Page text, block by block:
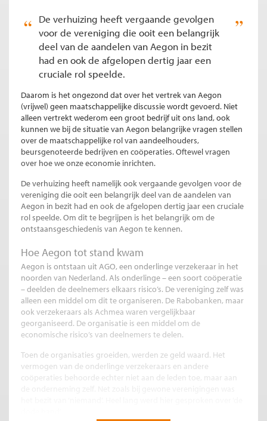
De verhuizing heeft vergaande gevolgen
voor de vereniging die ooit een belangrijk
deel van de aandelen van Aegon in bezit
had en ook de afgelopen dertig jaar een
cruciale rol speelde.
Daarom is het ongezond dat over het vertrek van Aegon
(vrijwel) geen maatschappelijke discussie wordt gevoerd. Niet
alleen vertrekt wederom een groot bedrijf uit ons land, ook
kunnen we bij de situatie van Aegon belangrijke vragen stellen
over de maatschappelijke rol van aandeelhouders,
beursgenoteerde bedrijven en coöperaties. Oftewel vragen
over hoe we onze economie inrichten.
De verhuizing heeft namelijk ook vergaande gevolgen voor de
vereniging die ooit een belangrijk deel van de aandelen van
Aegon in bezit had en ook de afgelopen dertig jaar een cruciale
rol speelde. Om dit te begrijpen is het belangrijk om de
ontstaansgeschiedenis van Aegon te kennen.
Hoe Aegon tot stand kwam
Aegon is ontstaan uit AGO, een onderlinge verzekeraar in het
noorden van Nederland. Als onderlinge – een soort coöperatie
– deelden de deelnemers elkaars risico’s. De vereniging zelf was
alleen een middel om dit te organiseren. De Rabobanken, maar
ook verzekeraars als Achmea waren vergelijkbaar
georganiseerd. De organisatie is een middel om de
economische risico’s van deelnemers te delen.
Toen de organisaties groeiden, werden ze geld waard. Het
vermogen van de onderlinge verzekeraars en andere
coöperaties behoorde echter niet aan de leden toe, maar aan